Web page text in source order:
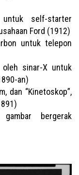
untuk self-starter
Ford (1912)
untuk telepon
oleh sinar-X untuk
an)
dan “Kinetoskop”,
bergerak